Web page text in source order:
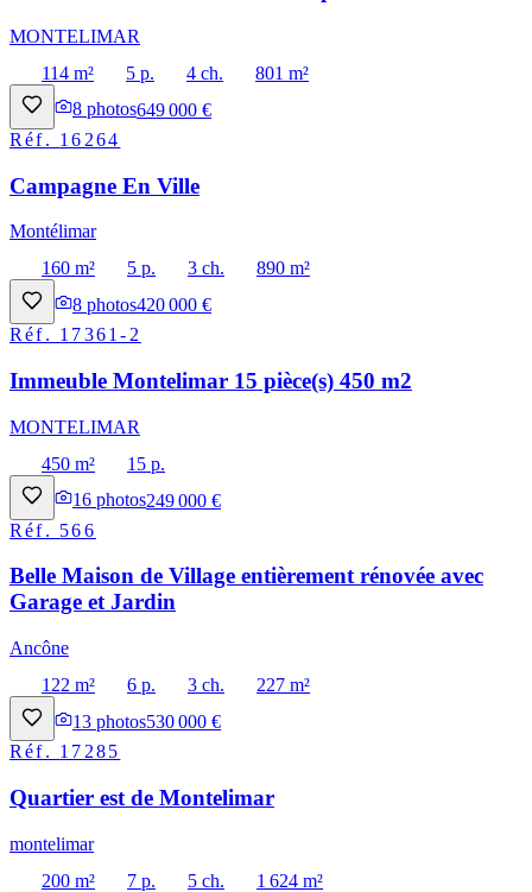
MONTELIMAR
114 m²
5 p. 4 ch.
801 m²
8 photos649 000 €
Réf. 16264
Campagne En Ville
Montélimar
160 m²
5 p. 3 ch.
890 m²
8 photos420 000 €
Réf. 17361-2
Immeuble Montelimar 15 pièce(s) 450 m2
MONTELIMAR
450 m²
15 p.
16 photos249 000 €
Réf. 566
Belle Maison de Village entièrement rénovée avec
Garage et Jardin
Ancône
122 m²
6 p. 3 ch.
227 m²
13 photos530 000 €
Réf. 17285
Quartier est de Montelimar
montelimar
200 m²
7 p. 5 ch.
1 624 m²